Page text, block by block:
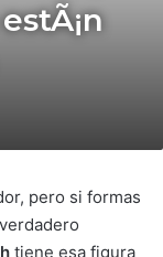
pero si formas
tiene esa figura